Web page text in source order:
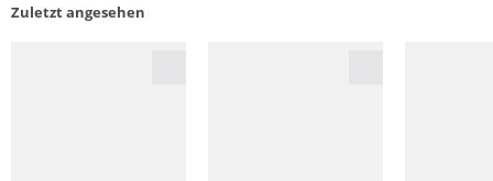
Zuletzt angesehen